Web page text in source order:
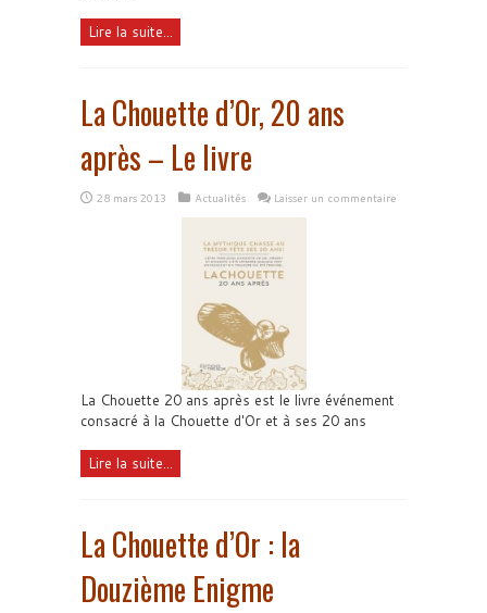
Lire la suite...
La Chouette d’Or, 20 ans
après – Le livre
28 mars 2013 Actualités Laisser un commentaire
La Chouette 20 ans après est le livre événement
consacré à la Chouette d'Or et à ses 20 ans
Lire la suite...
La Chouette d’Or : la
Douzième Enigme